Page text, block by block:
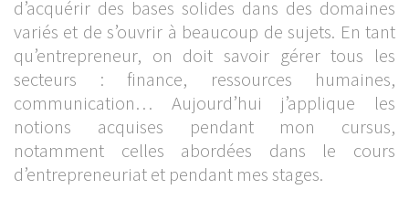
d’acquérir des bases solides dans des domaines
variés et de s’ouvrir à beaucoup de sujets. En tant
qu’entrepreneur, on doit savoir gérer tous les
secteurs : finance, ressources humaines,
communication… Aujourd’hui j’applique les
notions acquises pendant mon cursus,
notamment celles abordées dans le cours
d’entrepreneuriat et pendant mes stages.